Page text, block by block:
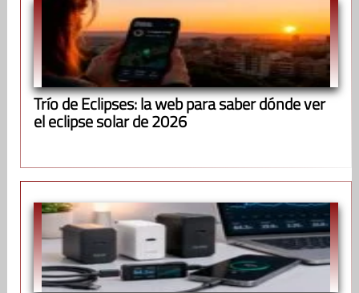
Trío de Eclipses: la web para saber dónde ver
el eclipse solar de 2026